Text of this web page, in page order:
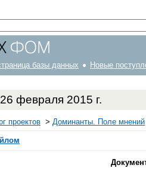
базы данных Новые
февраля 2015 г.
проектов > Доминанты. Поле мнений